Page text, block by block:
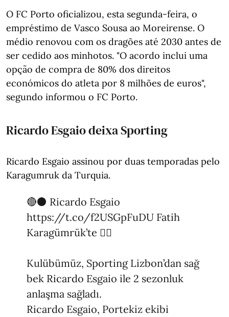
O FC Porto oficializou, esta segunda-feira, o
empréstimo de Vasco Sousa ao Moreirense. O
médio renovou com os dragões até 2030 antes de
ser cedido aos minhotos. "O acordo inclui uma
opção de compra de 80% dos direitos
económicos do atleta por 8 milhões de euros",
segundo informou o FC Porto.
Ricardo Esgaio deixa Sporting
Ricardo Esgaio assinou por duas temporadas pelo
Karagumruk da Turquia.
🔴⚫️ Ricardo Esgaio
https://t.co/f2USGpFuDU Fatih
Karagümrük’te ✍🏼
Kulübümüz, Sporting Lizbon’dan sağ
bek Ricardo Esgaio ile 2 sezonluk
anlaşma sağladı.
Ricardo Esgaio, Portekiz ekibi